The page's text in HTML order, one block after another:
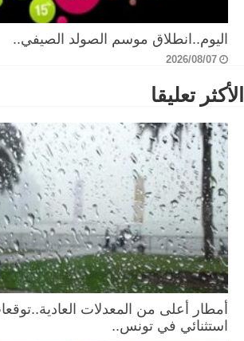
اليوم..انطلاق موسم الصولد الصيفي..
2026/08/07
الأكثر تعليقا
أمطار أعلى من المعدلات
استثنائي في تونس..